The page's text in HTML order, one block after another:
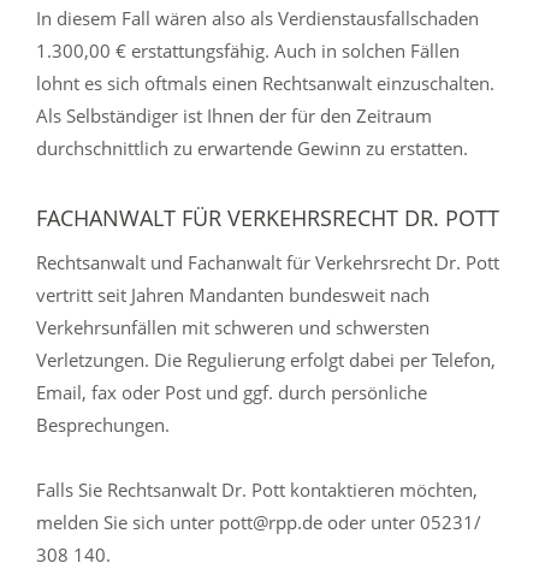
In diesem Fall wären also als Verdienstausfallschaden
1.300,00 € erstattungsfähig. Auch in solchen Fällen
lohnt es sich oftmals einen Rechtsanwalt einzuschalten.
Als Selbständiger ist Ihnen der für den Zeitraum
durchschnittlich zu erwartende Gewinn zu erstatten.
FACHANWALT FÜR VERKEHRSRECHT DR. POTT
Rechtsanwalt und Fachanwalt für Verkehrsrecht Dr. Pott
vertritt seit Jahren Mandanten bundesweit nach
Verkehrsunfällen mit schweren und schwersten
Verletzungen. Die Regulierung erfolgt dabei per Telefon,
Email, fax oder Post und ggf. durch persönliche
Besprechungen.
Falls Sie Rechtsanwalt Dr. Pott kontaktieren möchten,
melden Sie sich unter pott@rpp.de oder unter 05231/
308 140.